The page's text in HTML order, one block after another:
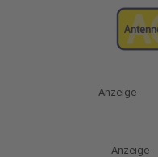
Anzeige
Anzeige